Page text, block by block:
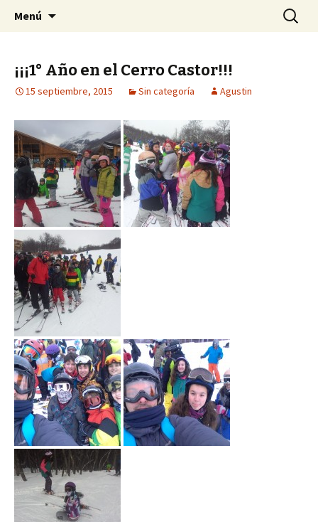
Secundaria Julio Verne
Otro sitio más de Sitios de Escuela Julio
Verne
Menú Buscar:
¡¡¡1° Año en el Cerro Castor!!!
15 septiembre, 2015 Sin categoría Agustin